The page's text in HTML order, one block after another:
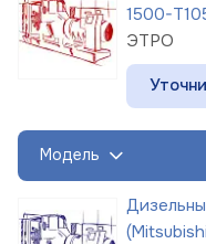
1500-
ЭТРО
Модель